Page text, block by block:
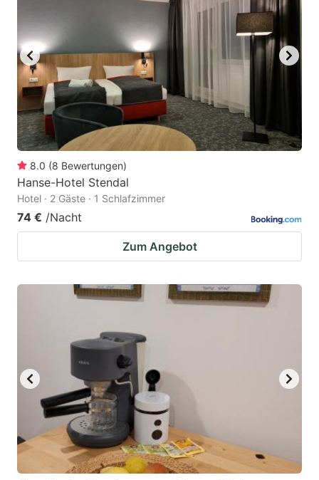
8.0 (8 Bewertungen)
Hanse-Hotel Stendal
Hotel · 2 Gäste · 1 Schlafzimmer
74 € /Nacht
Zum Angebot